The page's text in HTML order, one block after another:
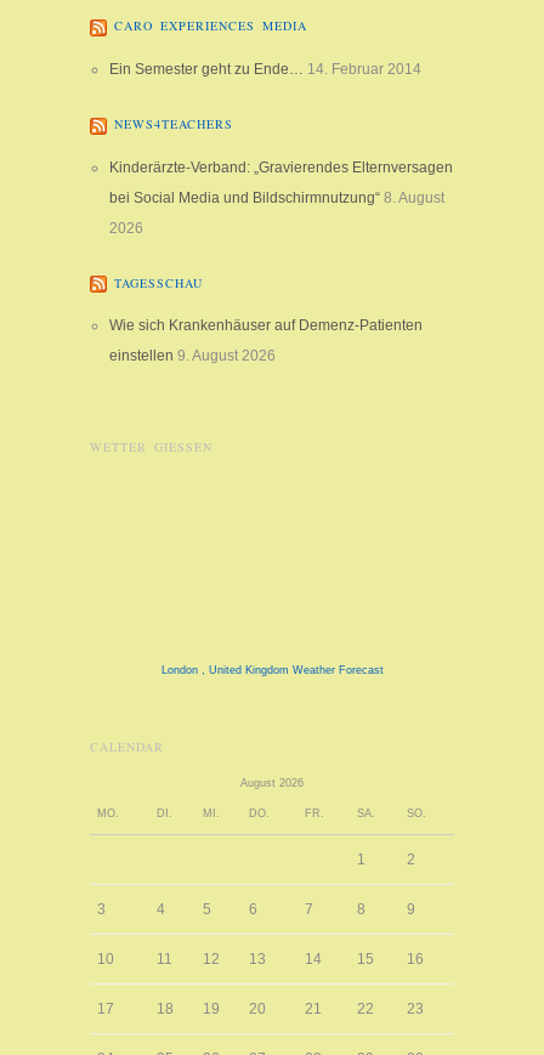
CARO EXPERIENCES MEDIA
Ein Semester geht zu Ende… 14. Februar 2014
NEWS4TEACHERS
Kinderärzte-Verband: „Gravierendes Elternversagen
bei Social Media und Bildschirmnutzung“ 8. August
2026
TAGESSCHAU
Wie sich Krankenhäuser auf Demenz-Patienten
einstellen 9. August 2026
WETTER GIESSEN
London , United Kingdom Weather Forecast
CALENDAR
August 2026
MO. DI. MI. DO. FR. SA. SO.
1 2
3 4 5 6 7 8 9
10 11 12 13 14 15 16
17 18 19 20 21 22 23